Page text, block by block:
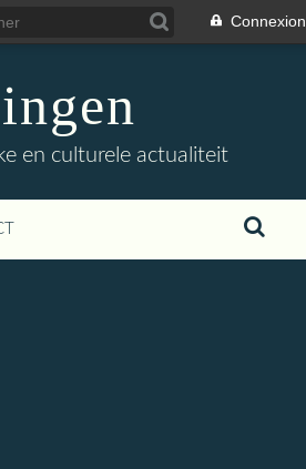
Connexion
en culturele actualiteit